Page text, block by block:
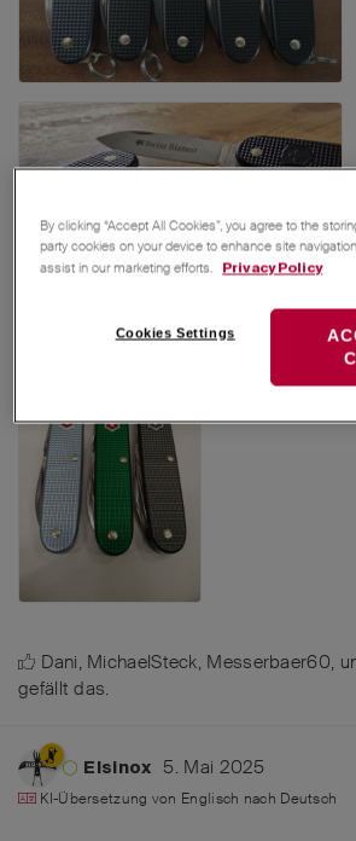
Dani, MichaelSteck, Messerbaer60,
gefällt das.
Elsinox 5. Mai 2025
KI-Übersetzung von Englisch nach Deutsch
By clicking “Accept All Cookies”, you agree to the
party cookies on your device to enhance site
assist in our marketing efforts.
Privacy Policy
Cookies Settings